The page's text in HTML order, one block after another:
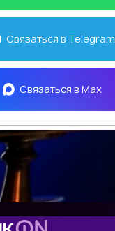
Связаться в Telegram
Связаться вMax